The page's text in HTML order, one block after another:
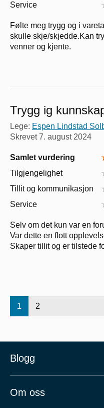
Service
Følte meg trygg og i
skulle skje/skjedde.Kan
venner og kjente.
Trygg ig
Lege: Espen Lindstad
Skrevet7. august 2024
Samlet vurdering
Tilgjengelighet
Tillit og kommunikasjon
Service
Selv om det kun var en
Var dette en flott
Skaper tillit og er tilstede
1 2
Blogg
Om oss